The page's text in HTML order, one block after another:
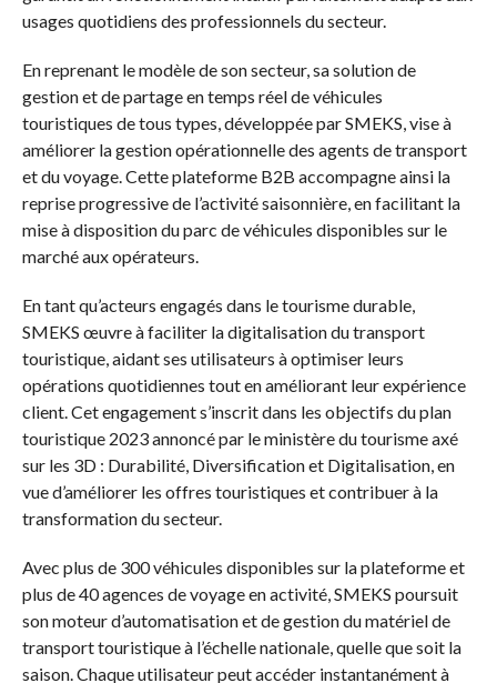
usages quotidiens des professionnels du secteur.
En reprenant le modèle de son secteur, sa solution de
gestion et de partage en temps réel de véhicules
touristiques de tous types, développée par SMEKS, vise à
améliorer la gestion opérationnelle des agents de transport
et du voyage. Cette plateforme B2B accompagne ainsi la
reprise progressive de l’activité saisonnière, en facilitant la
mise à disposition du parc de véhicules disponibles sur le
marché aux opérateurs.
En tant qu’acteurs engagés dans le tourisme durable,
SMEKS œuvre à faciliter la digitalisation du transport
touristique, aidant ses utilisateurs à optimiser leurs
opérations quotidiennes tout en améliorant leur expérience
client. Cet engagement s’inscrit dans les objectifs du plan
touristique 2023 annoncé par le ministère du tourisme axé
sur les 3D : Durabilité, Diversification et Digitalisation, en
vue d’améliorer les offres touristiques et contribuer à la
transformation du secteur.
Avec plus de 300 véhicules disponibles sur la plateforme et
plus de 40 agences de voyage en activité, SMEKS poursuit
son moteur d’automatisation et de gestion du matériel de
transport touristique à l’échelle nationale, quelle que soit la
saison. Chaque utilisateur peut accéder instantanément à